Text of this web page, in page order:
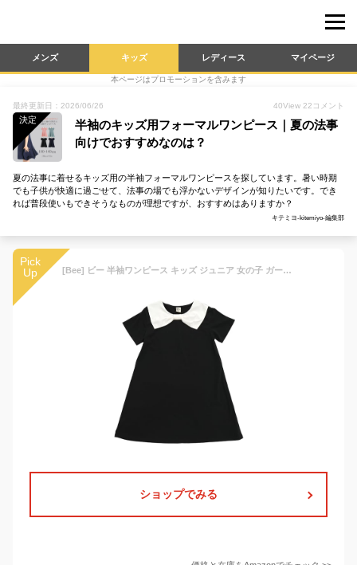
メンズ キッズ レディース マイページ
本ページはプロモーションを含みます
最終更新日：2026/06/26 40View 22 コメント
決定
半袖のキッズ用フォーマルワンピース｜夏の法事
向けでおすすめなのは？
夏の法事に着せるキッズ用の半袖フォーマルワンピースを探しています。暑い時期
でも子供が快適に過ごせて、法事の場でも浮かないデザインが知りたいです。でき
れば普段使いもできそうなものが理想ですが、おすすめはありますか？
キテミヨ-kitemiyo-編集部
Pick
Up
[Bee] ビー 半袖ワンピース キッズ ジュニア 女の子 ガールズ リボン 襟 衿 無地 配色 フォーマル 卒園式 卒業式 入園式 入学式 発表会 冠婚葬祭 喪服 法事 春 夏 秋 shh01940 130cm リボン襟×ブラック
ショップでみる